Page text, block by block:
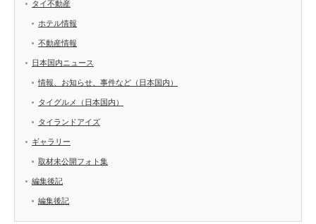
タイ不動産
ホテル情報
不動産情報
日本国内ニュース
情報、お知らせ、事件など（日本国内）
タイグルメ（日本国内）
タイランドアイズ
ギャラリー
取材未公開フォト集
編集後記
編集後記